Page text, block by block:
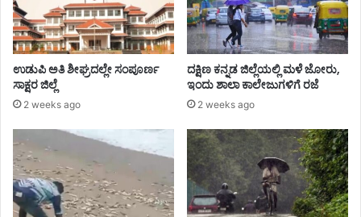
ಉಡುಪಿ ಅತಿ ಶೀಘ್ರದಲ್ಲೇ ಸಂಪೂರ್ಣ
ಸಾಕ್ಷರ ಜಿಲ್ಲೆ
2 weeks ago
ದಕ್ಷಿಣ ಕನ್ನಡ ಜಿಲ್ಲೆಯಲ್ಲಿ ಮಳೆ ಜೋರು,
ಇಂದು ಶಾಲಾ ಕಾಲೇಜುಗಳಿಗೆ ರಜೆ
2 weeks ago